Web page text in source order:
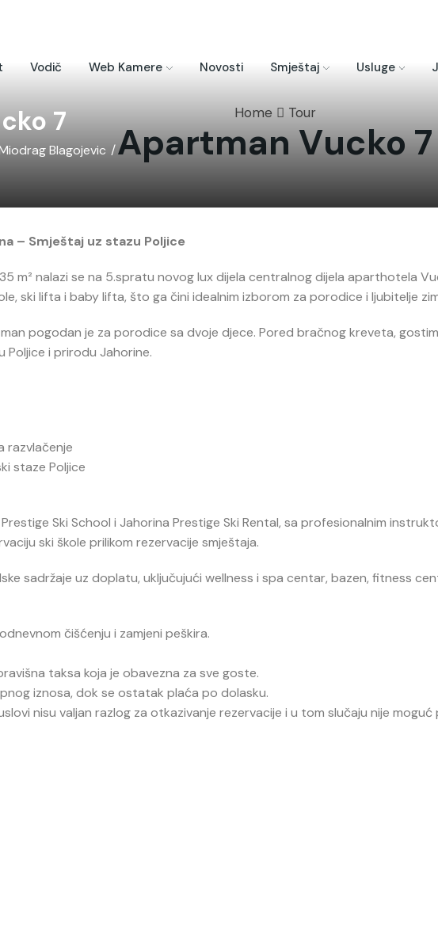
Vodič Web Kamere Novosti Smještaj Usluge
Home Tour
Apartman Vucko 7
7
Blagojevic /
– Smještaj uz stazu Poljice
m² nalazi se na 5.spratu novog lux dijela centralnog dijela aparthotela
ski lifta i baby lifta, što ga čini idealnim izborom za porodice i ljubitelje
pogodan je za porodice sa dvoje djece. Pored bračnog kreveta,
Poljice i prirodu Jahorine.
razvlačenje
staze Poljice
Ski School i Jahorina Prestige Ski Rental, sa profesionalnim
ski škole prilikom rezervacije smještaja.
sadržaje uz doplatu, uključujući wellness i spa centar, bazen, fitness
čišćenju i zamjeni peškira.
taksa koja je obavezna za sve goste.
iznosa, dok se ostatak plaća po dolasku.
nisu valjan razlog za otkazivanje rezervacije i u tom slučaju nije